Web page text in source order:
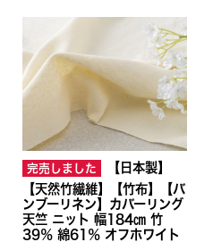
完売しました
【日本製】
【天然竹繊維】【竹布】【バ
ンブーリネン】カバーリング
天竺 ニット 幅184㎝ 竹
39％ 綿61％ オフホワイト